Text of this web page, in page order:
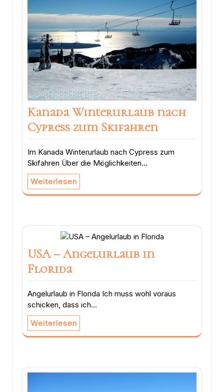
Kanada Winterurlaub nach
Cypress zum Skifahren
Im Kanada Winterurlaub nach Cypress zum
Skifahren Über die Möglichkeiten…
Weiterlesen
USA – Angelurlaub in
Florida
Angelurlaub in Florida Ich muss wohl voraus
schicken, dass ich…
Weiterlesen